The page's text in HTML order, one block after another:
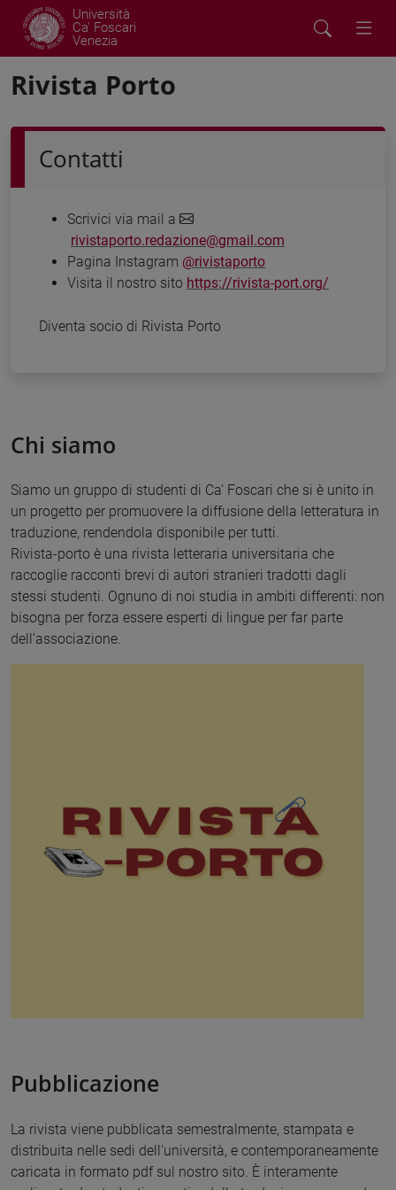
Università
Ca' Foscari
Venezia
Rivista Porto
Contatti
Scrivici via mail a
rivistaporto.redazione@gmail.com
Pagina Instagram @rivistaporto
Visita il nostro sito https://rivista-port.org/
Diventa socio di Rivista Porto
Chi siamo
Siamo un gruppo di studenti di Ca’ Foscari che si è unito in
un progetto per promuovere la diffusione della letteratura in
traduzione, rendendola disponibile per tutti.
Rivista-porto è una rivista letteraria universitaria che
raccoglie racconti brevi di autori stranieri tradotti dagli
stessi studenti. Ognuno di noi studia in ambiti differenti: non
bisogna per forza essere esperti di lingue per far parte
dell’associazione.
Pubblicazione
La rivista viene pubblicata semestralmente, stampata e
distribuita nelle sedi dell'università, e contemporaneamente
caricata in formato pdf sul nostro sito. È interamente